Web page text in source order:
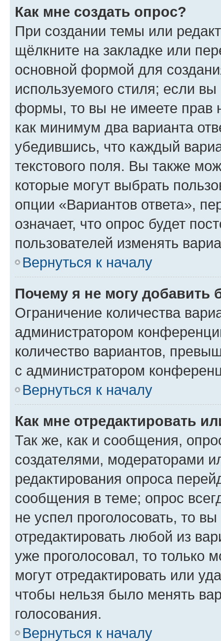
Как мне создать опрос?
При создании темы или
щёлкните на закладке или
основной формой для
используемого стиля; если
формы, то вы не имеете прав
как минимум два варианта
убедившись, что каждый
текстового поля. Вы также
которые могут выбрать
опции «Вариантов ответа»,
означает, что опрос будет
пользователей изменять
Вернуться к началу
Почему я не могу добавить
Ограничение количества
администратором
количество вариантов,
с администратором
Вернуться к началу
Как мне отредактировать
Так же, как и сообщения,
создателями, модераторами
редактирования опроса
сообщения в теме; опрос
не успел проголосовать, то
отредактировать любой из
уже проголосовал, то только
могут отредактировать или
чтобы нельзя было менять
голосования.
Вернуться к началу